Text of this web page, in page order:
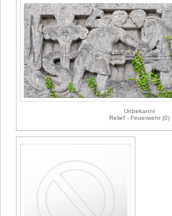
Unbekannt
Relief - Feuerwehr (0)